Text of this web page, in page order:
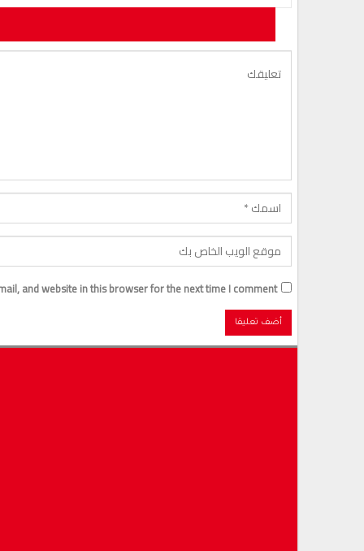
and website in this browser for the next time I comment.